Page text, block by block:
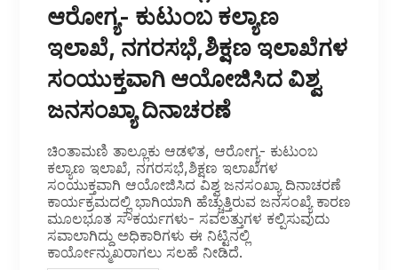
ಆರೋಗ್ಯ- ಕುಟುಂಬ ಕಲ್ಯಾಣ
ಇಲಾಖೆ, ನಗರಸಭೆ,ಶಿಕ್ಷಣ ಇಲಾಖೆಗಳ
ಸಂಯುಕ್ತವಾಗಿ ಆಯೋಜಿಸಿದ ವಿಶ್ವ
ಜನಸಂಖ್ಯಾ ದಿನಾಚರಣೆ
ಚಿಂತಾಮಣಿ ತಾಲ್ಲೂಕು ಆಡಳಿತ, ಆರೋಗ್ಯ- ಕುಟುಂಬ
ಕಲ್ಯಾಣ ಇಲಾಖೆ, ನಗರಸಭೆ,ಶಿಕ್ಷಣ ಇಲಾಖೆಗಳ
ಸಂಯುಕ್ತವಾಗಿ ಆಯೋಜಿಸಿದ ವಿಶ್ವ ಜನಸಂಖ್ಯಾ ದಿನಾಚರಣೆ
ಕಾರ್ಯಕ್ರಮದಲ್ಲಿ ಭಾಗಿಯಾಗಿ ಹೆಚ್ಚುತ್ತಿರುವ ಜನಸಂಖ್ಯೆ ಕಾರಣ
ಮೂಲಭೂತ ಸೌಕರ್ಯಗಳು- ಸವಲತ್ತುಗಳ ಕಲ್ಪಿಸುವುದು
ಸವಾಲಾಗಿದ್ದು ಅಧಿಕಾರಿಗಳು ಈ ನಿಟ್ಟಿನಲ್ಲಿ
ಕಾರ್ಯೋನ್ಮುಖರಾಗಲು ಸಲಹೆ ನೀಡಿದೆ.